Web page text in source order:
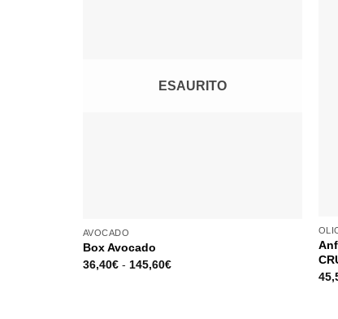
ESAURITO
AVOCADO
Box Avocado
36,40€ - 145,60€